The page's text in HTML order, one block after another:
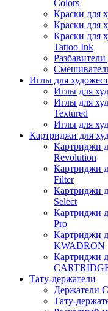
Colors
Краски для
Краски для
Краски для
Tattoo Ink
Иглы для
Иглы для
Иглы для
Textured
Иглы для
Картриджи для
Картриджи
Revolution
Картриджи
Filter
Картриджи
Select
Картриджи
Pro
Картриджи
KWADRON
Картриджи
Тату-держатели
Держатели
Тату-